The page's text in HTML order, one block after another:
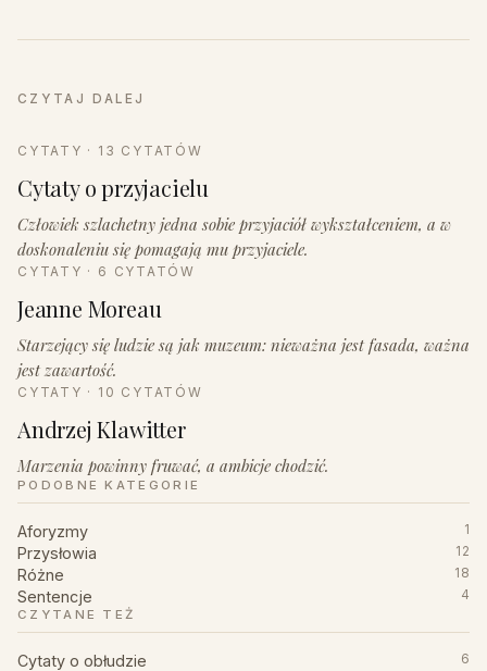
CZYTAJ DALEJ
CYTATY · 13 CYTATÓW
Cytaty o przyjacielu
Człowiek szlachetny jedna sobie przyjaciół wykształceniem, a w
doskonaleniu się pomagają mu przyjaciele.
CYTATY · 6 CYTATÓW
Jeanne Moreau
Starzejący się ludzie są jak muzeum: nieważna jest fasada, ważna
jest zawartość.
CYTATY · 10 CYTATÓW
Andrzej Klawitter
Marzenia powinny fruwać, a ambicje chodzić.
PODOBNE KATEGORIE
Aforyzmy 1
Przysłowia 12
Różne 18
Sentencje
4
CZYTANE TEŻ
Cytaty o obłudzie 6